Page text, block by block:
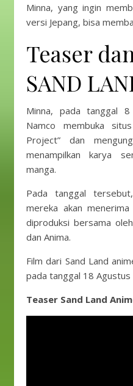
Minna, yang ingin
versi Jepang, bisa
Teaser
SAND
Minna, pada tanggal
Namco membuka
Project” dan
menampilkan karya
manga.
Pada tanggal
mereka akan
diproduksi bersama
dan Anima.
Film dari Sand Land
pada tanggal 18 Agustus
Teaser Sand Land